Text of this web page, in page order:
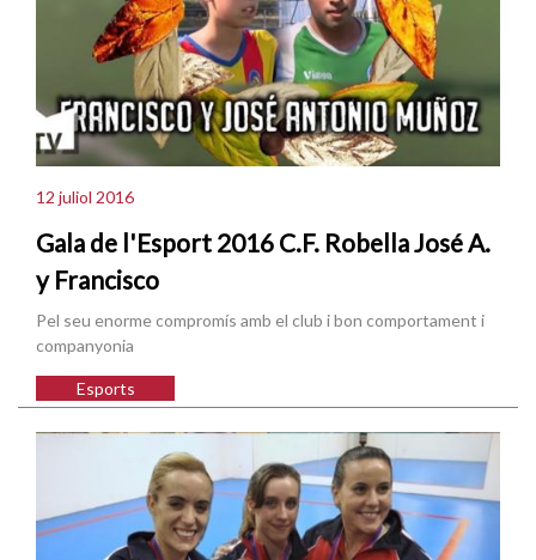
12 juliol 2016
Gala de l'Esport 2016 C.F. Robella José A.
y Francisco
Pel seu enorme compromís amb el club i bon comportament i
companyonia
Esports